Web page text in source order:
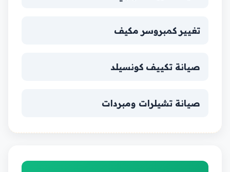
تغيير كمبروسر مكيف
صيانة تكييف كونسيلد
صيانة تشيلرات ومبردات